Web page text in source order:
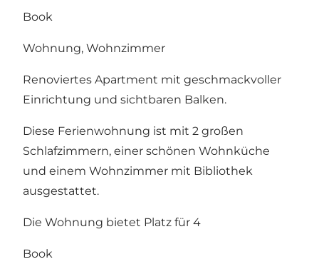
Book
Wohnung, Wohnzimmer
Renoviertes Apartment mit geschmackvoller
Einrichtung und sichtbaren Balken.
Diese Ferienwohnung ist mit 2 großen
Schlafzimmern, einer schönen Wohnküche
und einem Wohnzimmer mit Bibliothek
ausgestattet.
Die Wohnung bietet Platz für 4
Book